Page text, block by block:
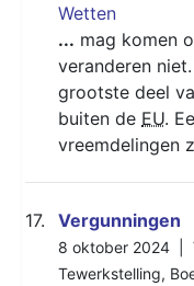
Wetten
... mag komen
veranderen
grootste deel
buiten de EU.
vreemdelingen
17. Vergunningen
8 oktober 2024 |
Tewerkstelling,